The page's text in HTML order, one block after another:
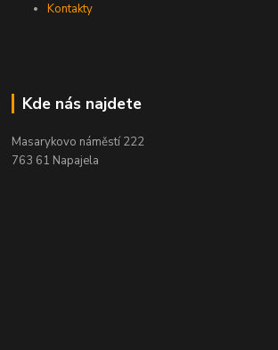
Kontakty
Kde nás najdete
Masarykovo náměstí 222
763 61 Napajela